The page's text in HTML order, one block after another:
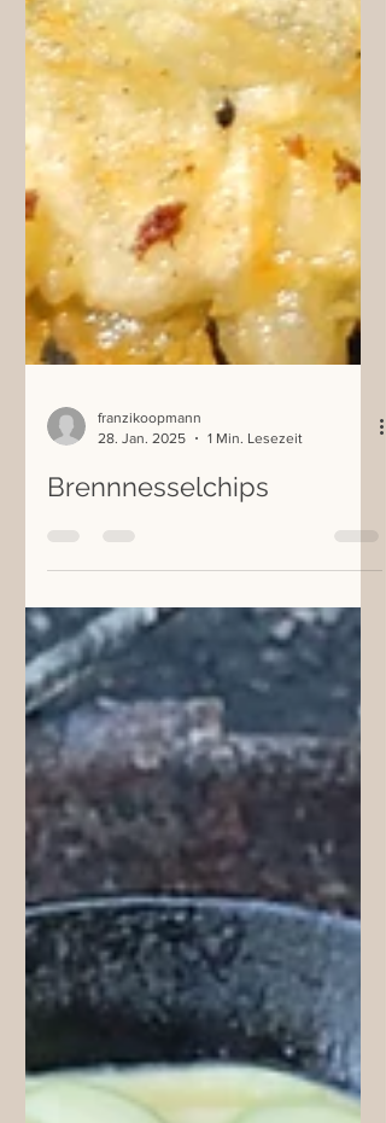
franzikoopmann
28. Jan. 2025
1 Min. Lesezeit